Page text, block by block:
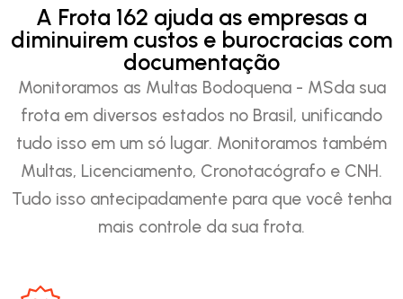
A Frota 162 ajuda as empresas a
diminuirem custos e burocracias com
documentação
Monitoramos as Multas Bodoquena - MSda sua
frota em diversos estados no Brasil, unificando
tudo isso em um só lugar. Monitoramos também
Multas, Licenciamento, Cronotacógrafo e CNH.
Tudo isso antecipadamente para que você tenha
mais controle da sua frota.